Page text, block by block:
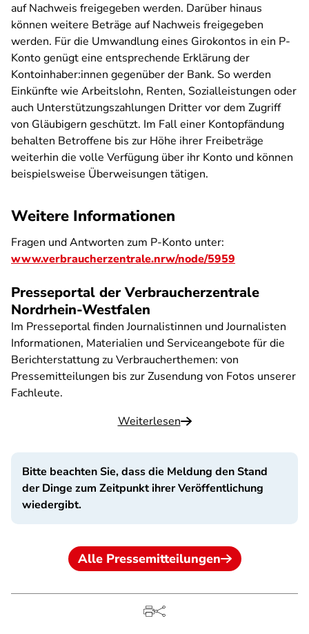
auf Nachweis freigegeben werden. Darüber hinaus
können weitere Beträge auf Nachweis freigegeben
werden. Für die Umwandlung eines Girokontos in ein P-
Konto genügt eine entsprechende Erklärung der
Kontoinhaber:innen gegenüber der Bank. So werden
Einkünfte wie Arbeitslohn, Renten, Sozialleistungen oder
auch Unterstützungszahlungen Dritter vor dem Zugriff
von Gläubigern geschützt. Im Fall einer Kontopfändung
behalten Betroffene bis zur Höhe ihrer Freibeträge
weiterhin die volle Verfügung über ihr Konto und können
beispielsweise Überweisungen tätigen.
Weitere Informationen
Fragen und Antworten zum P-Konto unter:
www.verbraucherzentrale.nrw/node/5959
Presseportal der Verbraucherzentrale
Nordrhein-Westfalen
Im Presseportal finden Journalistinnen und Journalisten
Informationen, Materialien und Serviceangebote für die
Berichterstattung zu Verbraucherthemen: von
Pressemitteilungen bis zur Zusendung von Fotos unserer
Fachleute.
Weiterlesen
Bitte beachten Sie, dass die Meldung den Stand
der Dinge zum Zeitpunkt ihrer Veröffentlichung
wiedergibt.
Alle Pressemitteilungen